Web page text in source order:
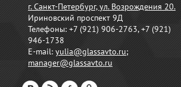
г. Санкт-Петербург, ул. Возрождения 20.
Ириновский проспект 9Д
Телефоны:+7 (921) 906-2763, +7 (921)
946-1738
E-mail:yulia@glassavto.ru;
manager@glassavto.ru